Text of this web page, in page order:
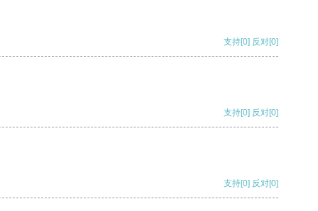
支持[0] 反对[0]
支持[0] 反对[0]
支持[0] 反对[0]